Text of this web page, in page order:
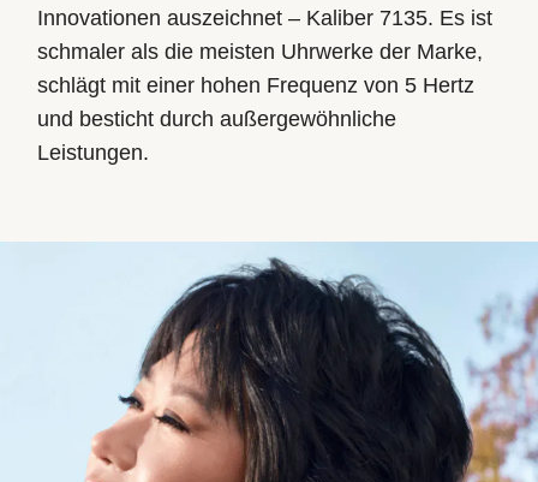
Innovationen auszeichnet – Kaliber 7135. Es ist
schmaler als die meisten Uhrwerke der Marke,
schlägt mit einer hohen Frequenz von 5 Hertz
und besticht durch außergewöhnliche
Leistungen.